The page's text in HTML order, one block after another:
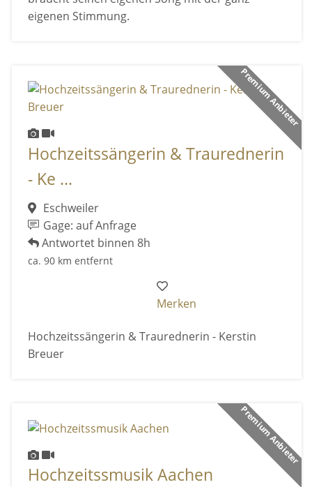
eigenen Stimmung.
Premium Anbieter
Hochzeitssängerin & Traurednerin
- Ke ...
Eschweiler
Gage: auf Anfrage
Antwortet binnen 8h
ca. 90 km entfernt
Merken
Hochzeitssängerin & Traurednerin - Kerstin
Breuer
Premium Anbieter
Hochzeitssmusik Aachen